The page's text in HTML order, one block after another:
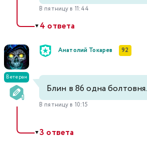
В пятницу в 11:44
▼4 ответа
Ветеран
Анатолий Токарев 92
Блин в 86 одна болтовня.
В пятницу в 10:15
▼3 ответа